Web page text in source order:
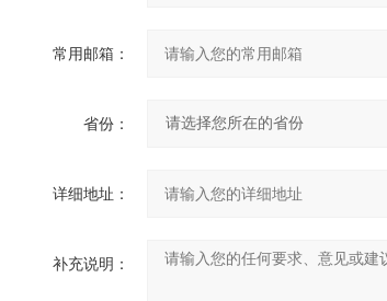
常用邮箱：
省份：
详细地址：
补充说明：